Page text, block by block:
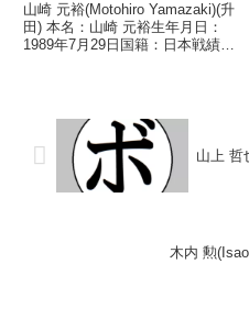
山崎 元裕(Motohiro Yamazaki)(升
田) 本名：山崎 元裕生年月日：
1989年7月29日国籍：日本戦績：
山上 哲
木内 勲